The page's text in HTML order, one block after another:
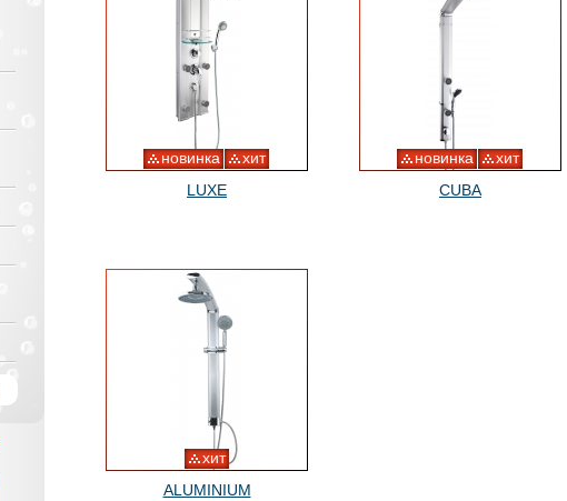
новинка
хит
LUXE
новинка
хит
CUBA
хит
ALUMINIUM